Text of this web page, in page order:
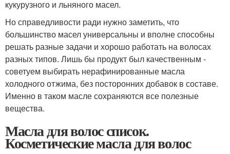
кукурузного и льняного масел.
Но справедливости ради нужно заметить, что
большинство масел универсальны и вполне способны
решать разные задачи и хорошо работать на волосах
разных типов. Лишь бы продукт был качественным -
советуем выбирать нерафинированные масла
холодного отжима, без посторонних добавок в составе.
Именно в таком масле сохраняются все полезные
вещества.
Масла для волос список.
Косметические масла для волос